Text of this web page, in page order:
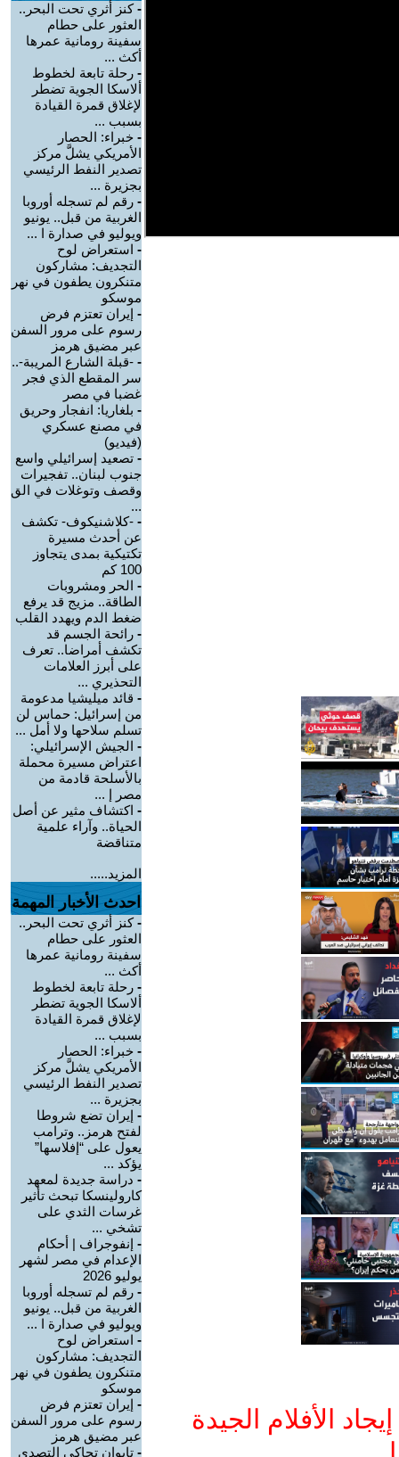
الأفلام الجيدة
-كنز أثري تحت البحر..
العثور على حطام
سفينة رومانية عمرها
أكث ...
- رحلة تابعة لخطوط
ألاسكا الجوية تضطر
لإغلاق قمرة القيادة
بسبب ...
- خبراء: الحصار
الأمريكي يشلَّ مركز
تصدير النفط الرئيسي
بجزيرة ...
- رقم لم تسجله أوروبا
الغربية من قبل.. يونيو
ويوليو في صدارة ا ...
- استعراض لوح
التجديف: مشاركون
متنكرون يطفون في نهر
موسكو
- إيران تعتزم فرض
رسوم على مرور السفن
عبر مضيق هرمز
- -قبلة الشارع المريبة-..
سر المقطع الذي فجر
غضبا في مصر
- بلغاريا: انفجار وحريق
في مصنع عسكري
(فيديو)
- تصعيد إسرائيلي واسع
جنوب لبنان.. تفجيرات
وقصف وتوغلات في الق
...
- -كلاشنيكوف- تكشف
عن أحدث مسيرة
تكتيكية بمدى يتجاوز
100 كم
- الحر ومشروبات
الطاقة.. مزيج قد يرفع
ضغط الدم ويهدد القلب
- رائحة الجسم قد
تكشف أمراضا.. تعرف
على أبرز العلامات
التحذيري ...
- قائد ميليشيا مدعومة
من إسرائيل: حماس لن
تسلم سلاحها ولا أمل ...
- الجيش الإسرائيلي:
اعتراض مسيرة محملة
بالأسلحة قادمة من
مصر إ ...
- اكتشاف مثير عن أصل
الحياة.. وآراء علمية
متناقضة
المزيد.....
احدث الأخبار المهمة
-كنز أثري تحت البحر..
العثور على حطام
سفينة رومانية عمرها
أكث ...
- رحلة تابعة لخطوط
ألاسكا الجوية تضطر
لإغلاق قمرة القيادة
بسبب ...
- خبراء: الحصار
الأمريكي يشلَّ مركز
تصدير النفط الرئيسي
بجزيرة ...
- إيران تضع شروطا
لفتح هرمز.. وترامب
يعول على “إفلاسها”
يؤكد ...
- دراسة جديدة لمعهد
كارولينسكا تبحث تأثير
غرسات الثدي على
تشخي ...
- إنفوجراف | أحكام
الإعدام في مصر لشهر
يوليو 2026
- رقم لم تسجله أوروبا
الغربية من قبل.. يونيو
ويوليو في صدارة ا ...
- استعراض لوح
التجديف: مشاركون
متنكرون يطفون في نهر
موسكو
- إيران تعتزم فرض
رسوم على مرور السفن
عبر مضيق هرمز
- تايوان تحاكي التصدي